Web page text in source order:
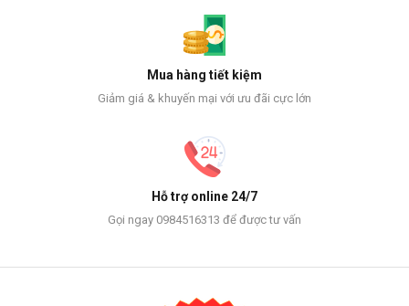
Mua hàng tiết kiệm
Giảm giá & khuyến mại với ưu đãi cực lớn
Hỗ trợ online 24/7
Gọi ngay 0984516313 để được tư vấn